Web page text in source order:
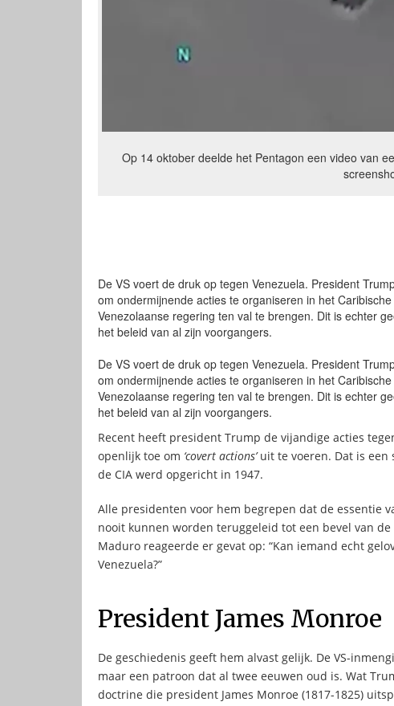
Op 14 oktober deelde het Pentagon een video van
De VS voert de druk op tegen Venezuela. President
om ondermijnende acties te organiseren in het
Venezolaanse regering ten val te brengen. Dit is echter
het beleid van al zijn voorgangers.
De VS voert de druk op tegen Venezuela. President
om ondermijnende acties te organiseren in het
Venezolaanse regering ten val te brengen. Dit is echter
het beleid van al zijn voorgangers.
Recent heeft president Trump de vijandige acties
openlijk toe om ‘covert actions’uit te voeren. Dat is een
de CIA werd opgericht in 1947.
Alle presidenten voor hem begrepen dat de essentie
nooit kunnen worden teruggeleid tot een bevel van
Maduro reageerde er gevat op: “Kan iemand echt
Venezuela?”
President James Monroe
De geschiedenis geeft hem alvast gelijk. De VS-
maar een patroon dat al twee eeuwen oud is. Wat
doctrine die president James Monroe (1817-1825)